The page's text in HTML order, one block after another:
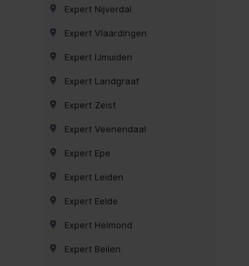
Expert Nijverdal
Expert Vlaardingen
Expert IJmuiden
Expert Landgraaf
Expert Zeist
Expert Veenendaal
Expert Epe
Expert Leiden
Expert Eelde
Expert Helmond
Expert Beilen